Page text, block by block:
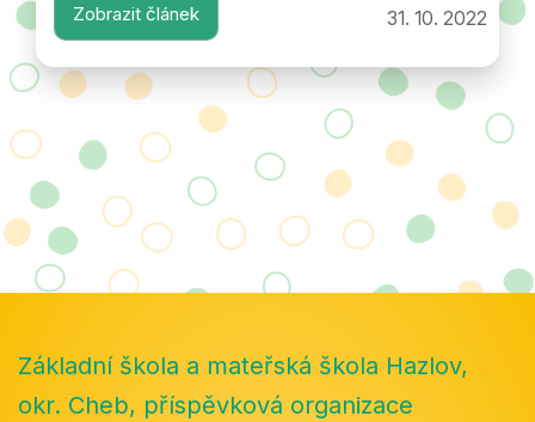
31. 10. 2022
Zobrazit článek
Základní škola a mateřská škola Hazlov,
okr. Cheb, příspěvková organizace